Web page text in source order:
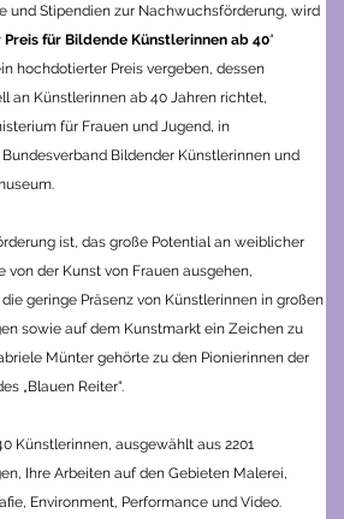
und Stipendien zur Nachwuchsförderung, wird
für Bildende Künstlerinnen ab 40“
hochdotierter Preis vergeben, dessen
an Künstlerinnen ab 40 Jahren richtet,
für Frauen und Jugend, in
Bildender Künstlerinnen und
ist, das große Potential an weiblicher
von der Kunst von Frauen ausgehen,
geringe Präsenz von Künstlerinnen in großen
sowie auf dem Kunstmarkt ein Zeichen zu
Münter gehörte zu den Pionierinnen der
„Blauen Reiter“.
Künstlerinnen, ausgewählt aus 2201
Ihre Arbeiten auf den Gebieten Malerei,
Environment, Performance und Video.